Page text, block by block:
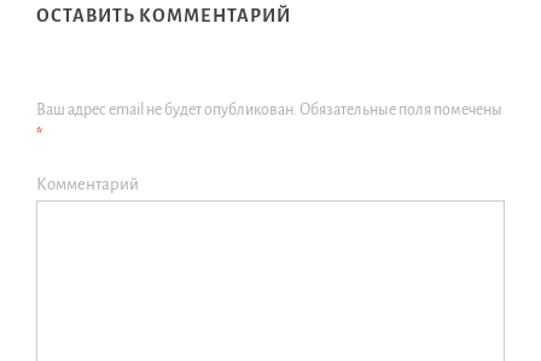
ОСТАВИТЬ КОММЕНТАРИЙ
Ваш адрес email не будет опубликован. Обязательные поля помечены
*
Комментарий